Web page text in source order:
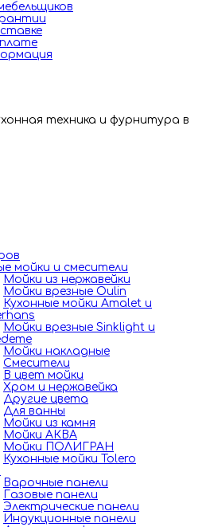
техника и фурнитура в
мойки и смесители
Мойки из нержавейки
Мойки врезные Oulin
Кухонные мойки Amalet и
Мойки врезные Sinklight и
Мойки накладные
Смесители
В цвет мойки
Хром и нержавейка
Другие цвета
Для ванны
Мойки из камня
Мойки АКВА
Мойки ПОЛИГРАН
Кухонные мойки Tolero
Варочные панели
Газовые панели
Электрические панели
Индукционные панели